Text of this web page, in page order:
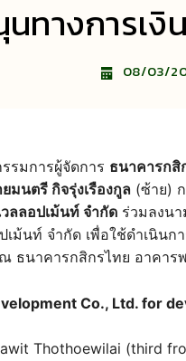
ทางการเ
08/03/
รมการผู้จัดการ ธนาคารกสิ
มนตรี กิจรุ่งเรืองกูล (ซ้าย)
ลลอปเม้นท์ จำกัด ร่วมลงน
ม้นท์ จำกัด เพื่อใช้ดำเนินก
นาคารกสิกรไทย อาคาร
Co., Ltd. for
Thothoewilai (third